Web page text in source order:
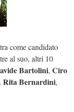
come candidato
al suo, altri 10
Bartolini, Ciro
, Rita Bernardini,